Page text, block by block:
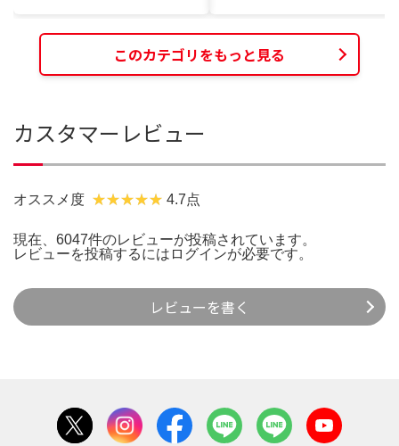
このカテゴリをもっと見る
カスタマーレビュー
オススメ度 4.7点
現在、6047件のレビューが投稿されています。
レビューを投稿するには ログインが必要です。
レビューを書く